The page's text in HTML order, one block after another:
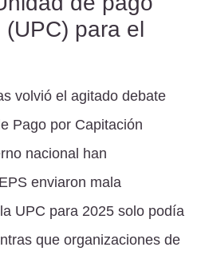
para el
volvió el agitado debate
Pago por Capitación
nacional han
enviaron mala
UPC para 2025 solo podía
que organizaciones de